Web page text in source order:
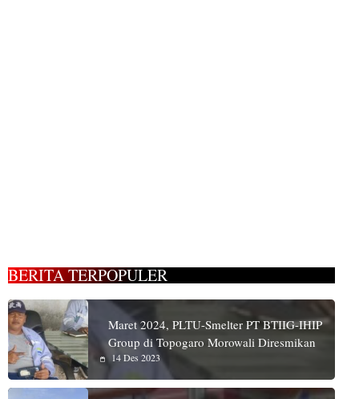
BERITA TERPOPULER
Maret 2024, PLTU-Smelter PT BTIIG-IHIP
Group di Topogaro Morowali Diresmikan
14 Des 2023